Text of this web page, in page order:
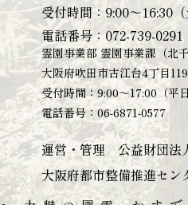
受付時間：9:00～16:30（
電話番号：072-739-0291
霊園事業部 霊園事業課（北
大阪府吹田市古江台4丁目
受付時間：9:00～17:00（平
電話番号：06-6871-0577
運営・管理 公益財団法
大阪府都市整備推進セン